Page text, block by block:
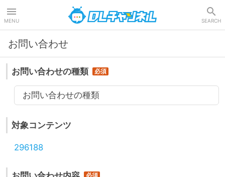
MENU SEARCH
お問い合わせ
お問い合わせの種類
お問い合わせの種類
対象コンテンツ
296188